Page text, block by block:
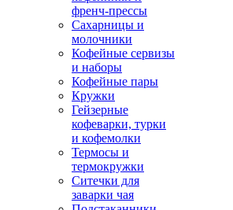
френч-прессы
Сахарницы и
молочники
Кофейные сервизы
и наборы
Кофейные пары
Кружки
Гейзерные
кофеварки, турки
и кофемолки
Термосы и
термокружки
Ситечки для
заварки чая